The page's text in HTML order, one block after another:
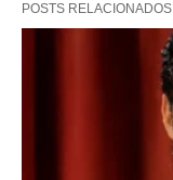
a
POSTS RELACIONADOS